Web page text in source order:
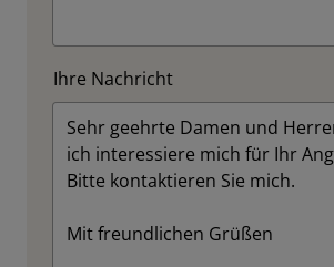
Ihre Nachricht